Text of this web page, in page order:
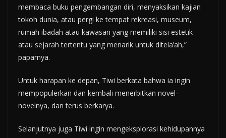
membaca buku pengembangan diri, menyaksikan kajian
tokoh dunia, atau pergi ke tempat rekreasi, museum,
rumah ibadah atau kawasan yang memiliki sisi estetik
atau sejarah tertentu yang menarik untuk ditela’ah,”
paparnya.
Untuk harapan ke depan, Tiwi berkata bahwa ia ingin
mempopulerkan dan kembali menerbitkan novel-
novelnya, dan terus berkarya.
Selanjutnya juga Tiwi ingin mengeksplorasi kehidupannya